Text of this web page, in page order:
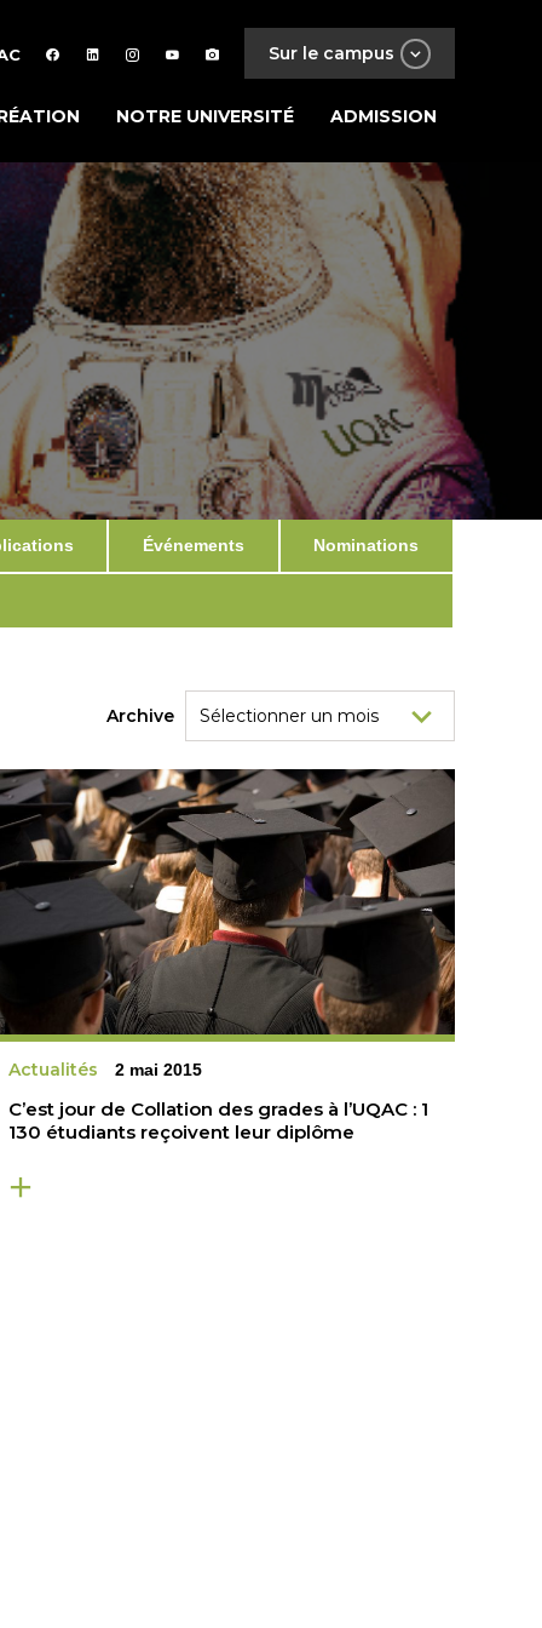
Sur le campus
NOTRE UNIVERSITÉ ADMISSION
Événements Nominations
Archive
Actualités 2 mai 2015
C’est jour de Collation des grades à l’UQAC : 1
130 étudiants reçoivent leur diplôme